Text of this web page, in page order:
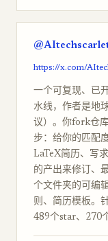
https://x.com/
一个可复现、已
水线，作者是地
议）。你fork仓
步：给你的匹配
LaTeX简历、写
的产出来修订、
个文件夹的可编
则、简历模板。
489个star、270